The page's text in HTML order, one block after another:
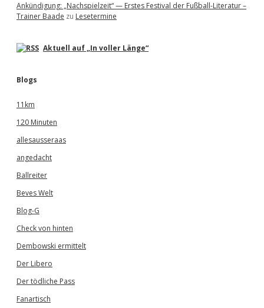
Ankündigung: „Nachspielzeit“ — Erstes Festival der Fußball-Literatur –
Trainer Baade zu Lesetermine
Aktuell auf „In voller Länge“
Blogs
11km
120 Minuten
allesausseraas
angedacht
Ballreiter
Beves Welt
Blog-G
Check von hinten
Dembowski ermittelt
Der Libero
Der tödliche Pass
Fanartisch